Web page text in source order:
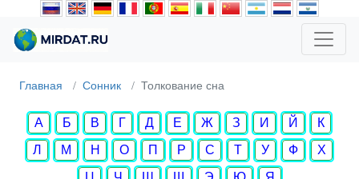
Главная Сонник Толкование сна
А Б В Г Д Е Ж З И Й
К
Л
М Н О П Р С Т У Ф
Х